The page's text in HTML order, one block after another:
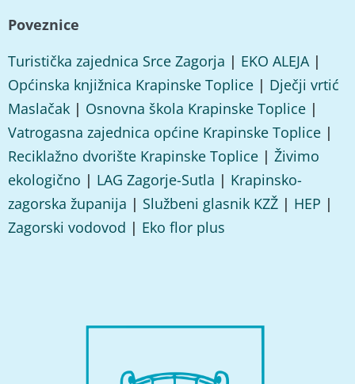
Poveznice
Turistička zajednica Srce Zagorja | EKO ALEJA|
Općinska knjižnica Krapinske Toplice | Dječji vrtić
Maslačak | Osnovna škola Krapinske Toplice |
Vatrogasna zajednica općine Krapinske Toplice |
Reciklažno dvorište Krapinske Toplice | Živimo
ekologično | LAG Zagorje-Sutla | Krapinsko-
zagorska županija | Službeni glasnik KZŽ | HEP |
Zagorski vodovod | Eko flor plus